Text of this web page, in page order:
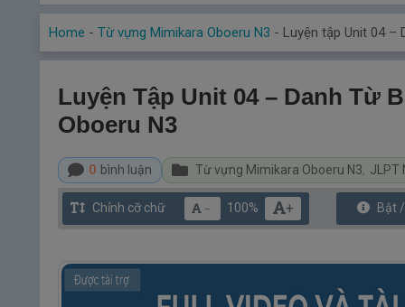
Home - Từ vựng Mimikara Oboeru N3 - Luyện tập Unit 04 –
Luyện Tập Unit 04 – Danh Từ
Oboeru N3
0 bình luận Từ vựng Mimikara Oboeru N3, JLPT
Chỉnh cỡ chữ － 100% + Bật